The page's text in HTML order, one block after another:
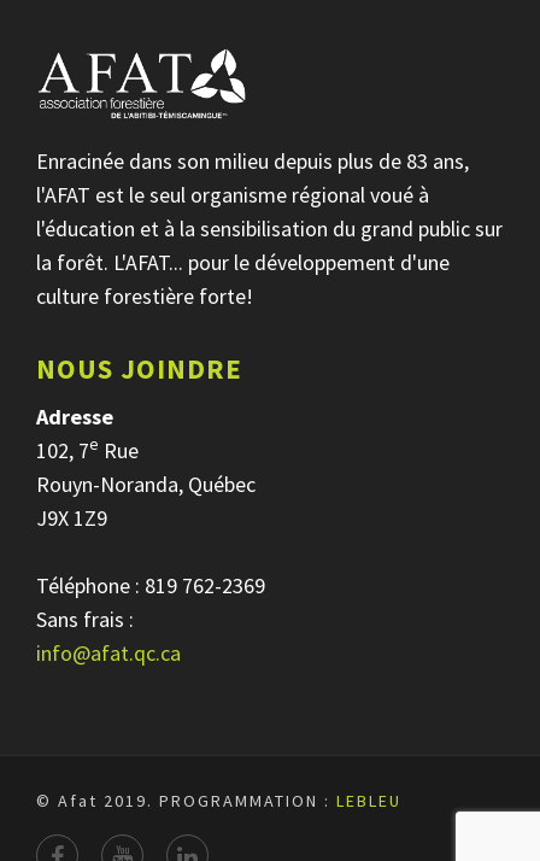
Enracinée dans son milieu depuis plus de 83 ans,
l'AFAT est le seul organisme régional voué à
l'éducation et à la sensibilisation du grand public sur
la forêt. L'AFAT... pour le développement d'une
culture forestière forte!
NOUS JOINDRE
Adresse
102, 7e Rue
Rouyn-Noranda, Québec
J9X 1Z9
Téléphone : 819 762-2369
Sans frais :
info@afat.qc.ca
© Afat 2019. PROGRAMMATION : LEBLEU